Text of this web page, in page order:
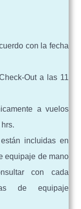
con la fecha
Out a las 11
a vuelos
incluidas en
equipaje de mano
con cada
de equipaje